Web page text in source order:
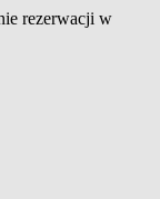
rezerwacji w